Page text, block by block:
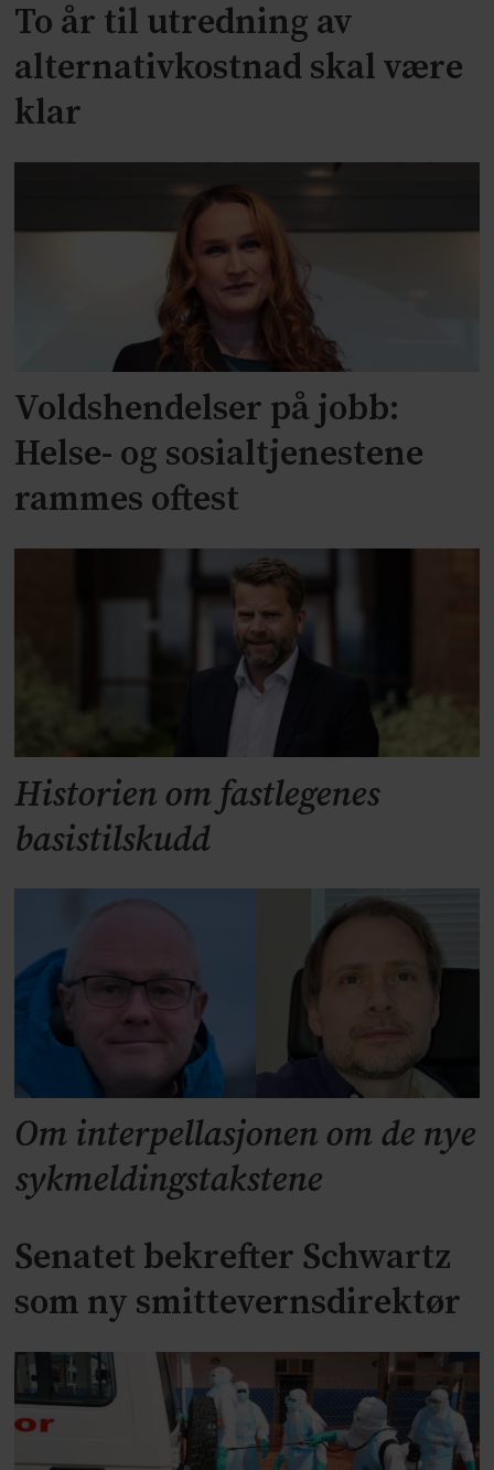
To år til utredning av
alternativkostnad skal være
klar
Voldshendelser på jobb:
Helse- og sosialtjenestene
rammes oftest
Historien om fastlegenes
basistilskudd
Om interpellasjonen om de nye
sykmeldingstakstene
Senatet bekrefter Schwartz
som ny smittevernsdirektør